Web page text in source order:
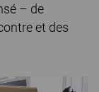
– de
et des